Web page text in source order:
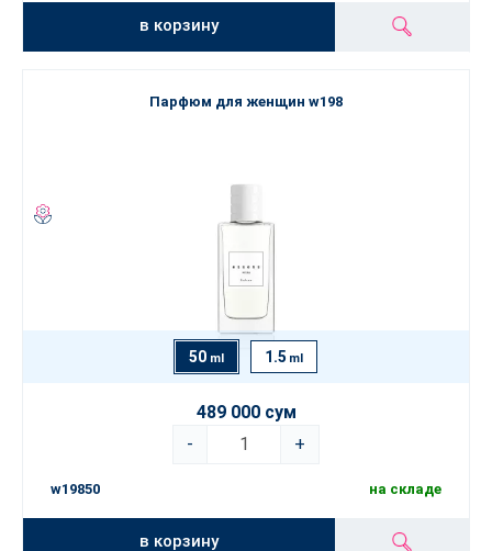
в корзину
Парфюм для женщин w198
50 ml 1.5 ml
489 000 сум
-
+
w19850 на складе
в корзину